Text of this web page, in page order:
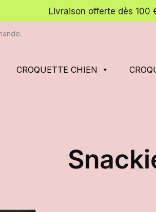
Livraison offerte dès 100
CROQUETTE CHIEN